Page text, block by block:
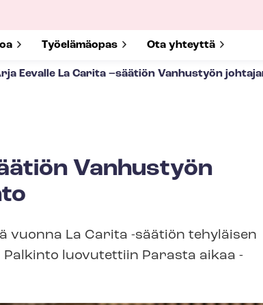
for
Show submenu for
Työelämäopas Show submenu for
Ota yhteyttä
Eevalle La Carita –säätiön Vanhustyön
Vanhustyön
vuonna La Carita -säätiön tehyläisen
luovutettiin Parasta aikaa -